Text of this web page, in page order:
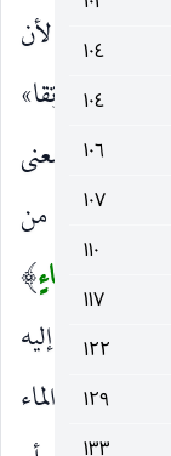
١٠٤
١٠٤
١٠٦
١٠٧
١١٠
١١٧
١٢٢
١٢٩
ولم يقل كن لأن
وقرئ «رتقا»
كالرفض بمعنى
وخلقنا من
دَابَّةٍ مِنْ ماءٍ)
إليه
بسبب من الماء